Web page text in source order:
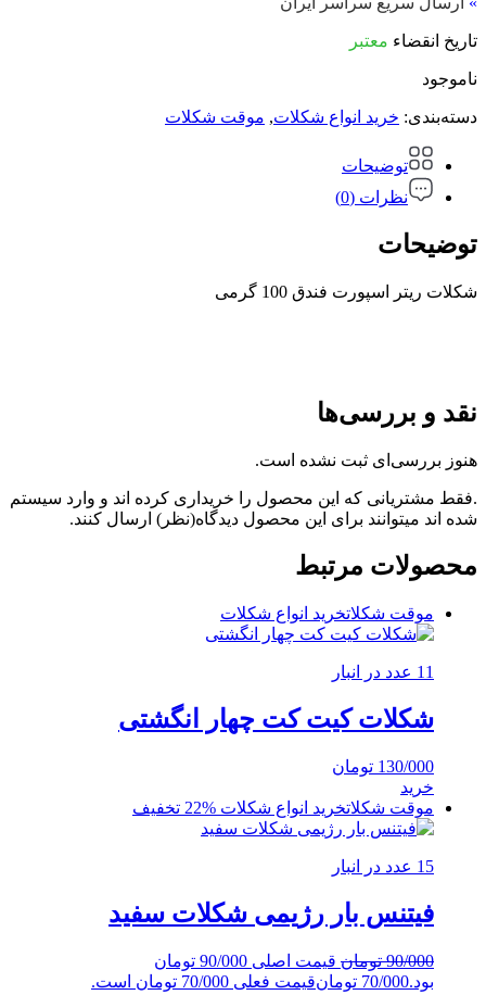
تاریخ انقضاء معتبر
ناموجود
دسته‌بندی: خرید انواع شکلات, موقت شکلات
توضیحات
نظرات (0)
توضیحات
شکلات ریتر اسپورت فندق 100 گرمی
نقد و بررسی‌ها
هنوز بررسی‌ای ثبت نشده است.
.فقط مشتریانی که این محصول را خریداری کرده اند و وارد سیستم
شده اند میتوانند برای این محصول دیدگاه(نظر) ارسال کنند.
محصولات مرتبط
موقت شکلاتخرید انواع شکلات
11 عدد در انبار
شکلات کیت کت چهار انگشتی
130/000 تومان
خرید
موقت شکلاتخرید انواع شکلات %22 تخفیف
15 عدد در انبار
فیتنس بار رژیمی شکلات سفید
90/000 تومان
قیمت اصلی 90/000 تومان
بود.70/000 تومانقیمت فعلی 70/000 تومان است.